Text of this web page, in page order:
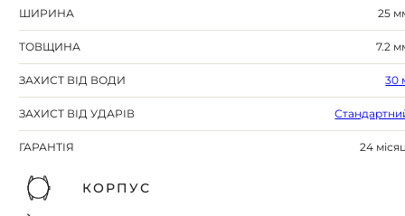
ШИРИНА 25
ТОВЩИНА 7.2
ЗАХИСТ ВІД ВОДИ 30
ЗАХИСТ ВІД УДАРІВ
ГАРАНТІЯ 24
КОРПУС